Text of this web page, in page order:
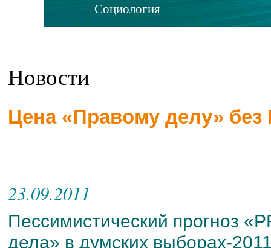
Социология
Новости
Цена «Правому делу» без
23.09.2011
Пессимистический прогноз
дела» в думских выборах-